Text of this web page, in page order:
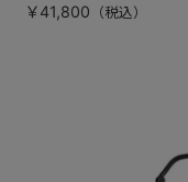
￥41,800